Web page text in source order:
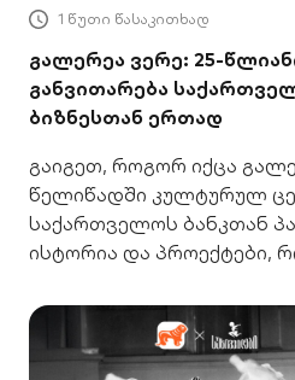
1 წუთი წასაკითხად
გალერეა ვერე: 25-
განვითარება
ბიზნესთან ერთად
გაიგეთ, როგორ იქცა
წელიწადში კულტურულ
საქართველოს ბანკთან
ისტორია და პროექტები,